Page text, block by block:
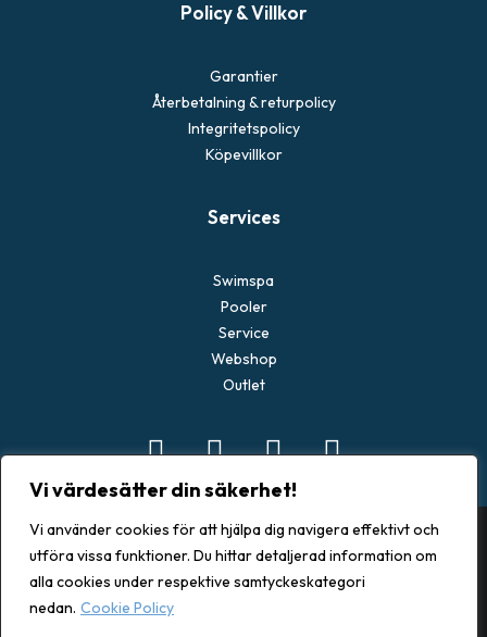
Vi värdesätter din säkerhet!
Vi använder cookies för att hjälpa dig navigera effektivt och
utföra vissa funktioner. Du hittar detaljerad information om
alla cookies under respektive samtyckeskategori
nedan. Cookie Policy
Policy & Villkor
Garantier
Återbetalning & returpolicy
Integritetspolicy
Köpevillkor
Services
Swimspa
Pooler
Service
Webshop
Outlet
© 2026 Spacenter Göteborg. All rights reserved